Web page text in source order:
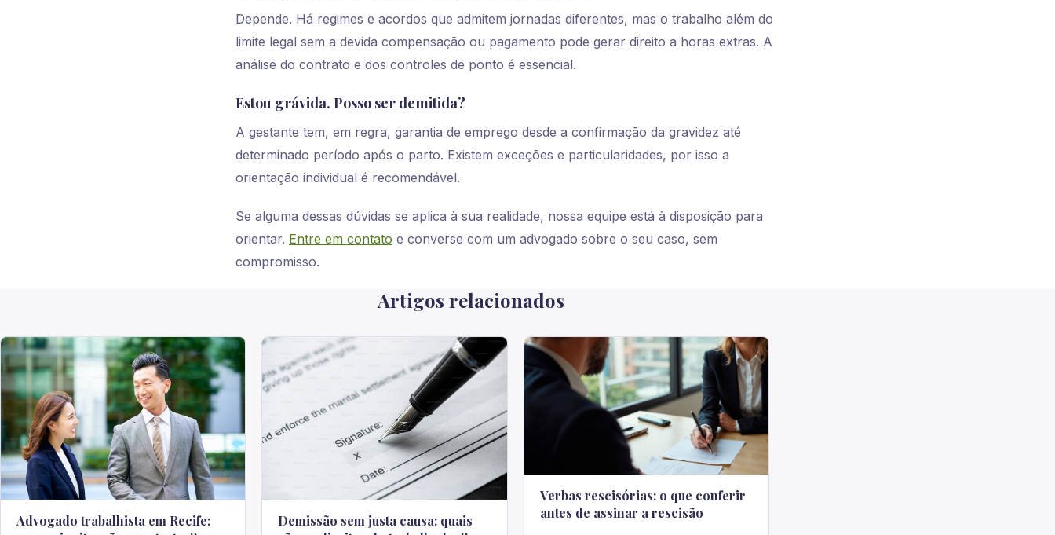
Depende. Há regimes e acordos que admitem jornadas diferentes, mas o trabalho além do
limite legal sem a devida compensação ou pagamento pode gerar direito a horas extras. A
análise do contrato e dos controles de ponto é essencial.
Estou grávida. Posso ser demitida?
A gestante tem, em regra, garantia de emprego desde a confirmação da gravidez até
determinado período após o parto. Existem exceções e particularidades, por isso a
orientação individual é recomendável.
Se alguma dessas dúvidas se aplica à sua realidade, nossa equipe está à disposição para
orientar. Entre em contato e converse com um advogado sobre o seu caso, sem
compromisso.
Artigos relacionados
Advogado trabalhista em Recife:
Demissão sem justa causa: quais
Verbas rescisórias: o que conferir
antes de assinar a rescisão